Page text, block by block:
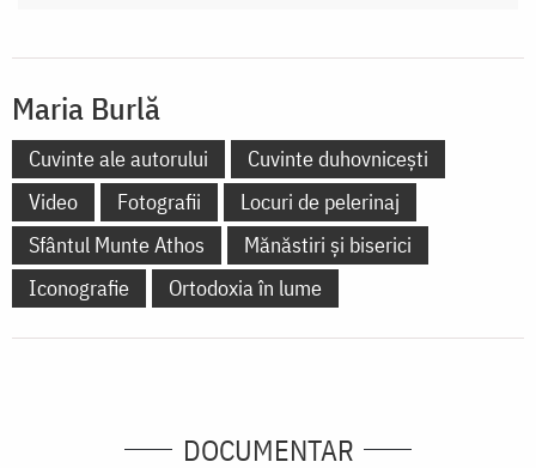
Maria Burlă
Cuvinte ale autorului
Cuvinte duhovnicești
Video
Fotografii
Locuri de pelerinaj
Sfântul Munte Athos
Mănăstiri și biserici
Iconografie
Ortodoxia în lume
DOCUMENTAR